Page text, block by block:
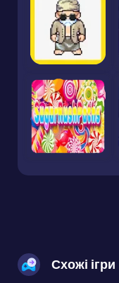
Схожі ігри